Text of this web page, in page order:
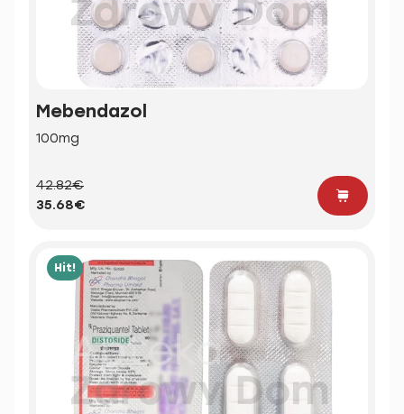
Mebendazol
100mg
42.82€
35.68€
Hit!